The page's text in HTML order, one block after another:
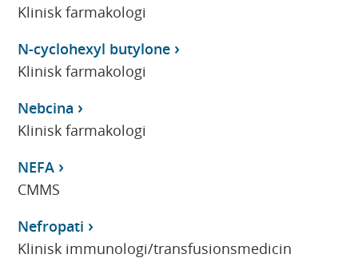
Klinisk farmakologi
N-cyclohexyl butylone
Klinisk farmakologi
Nebcina
Klinisk farmakologi
NEFA
CMMS
Nefropati
Klinisk immunologi/transfusionsmedicin